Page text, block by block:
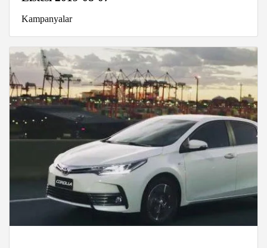
Kampanyalar